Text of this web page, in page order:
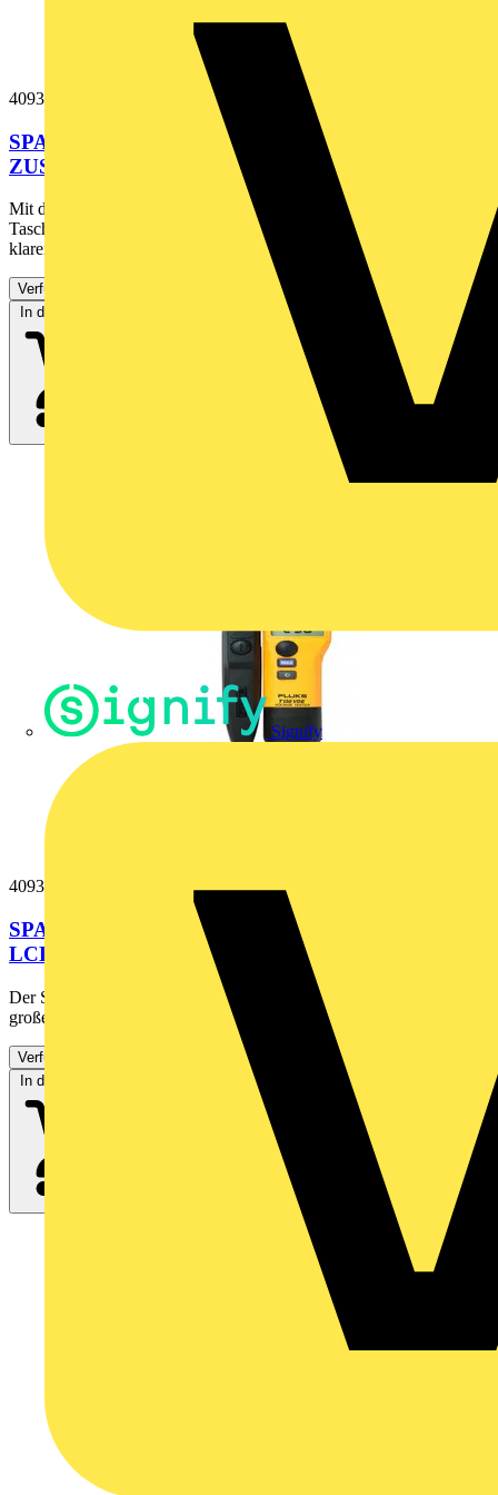
Signify
4093088
SPANNUNGS-/DURCHGANGSPRÜFER MIT
ZUSCHALTBARER LAST (VDE-VERSION)
Mit dem Spannungs- und Durchgangsprüfer Fluke T110 mit
Taschenlampe, LED-Anzeige mit Hintergrundbeleuchtung sowie
klaren...
Verfügbar: 3 Händler
In den Warenkorb
4093095
SPANNUNGS-/DURCHGANGSPRÜFER MIT
LCD, ZUSCHALTBARER LAST (VDE-VERSION)
Der Spannungs- und Durchgangsprüfer Fluke T130 VDE mit
großen, benutzerfreundlichen Tasten, heller LED-Anzeige und...
Verfügbar: 3 Händler
In den Warenkorb